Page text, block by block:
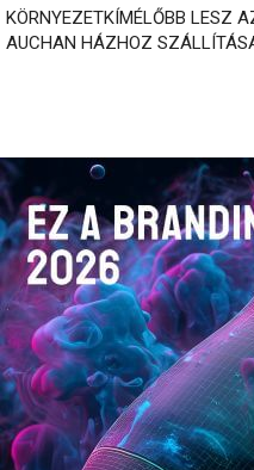
KÖRNYEZETKÍMÉLŐBB LESZ
AUCHAN HÁZHOZ